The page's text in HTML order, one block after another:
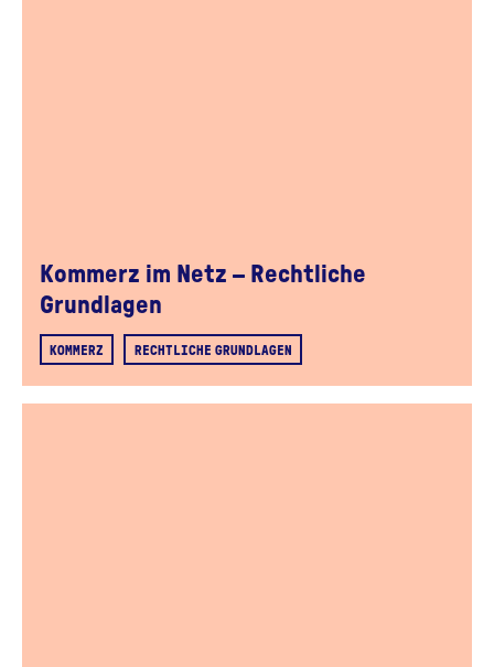
Kommerz im Netz – Rechtliche
Grundlagen
KOMMERZ RECHTLICHE GRUNDLAGEN